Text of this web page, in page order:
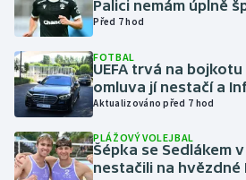
Florbal
Futsal
Gymnastika
Palici nemám úplně
Před 7 hod
FOTBAL
UEFA trvá na bojkotu
omluva jí nestačí a
Aktualizováno před 7 hod
PLÁŽOVÝ VOLEJBAL
Šépka se Sedlákem
nestačili na hvězdné